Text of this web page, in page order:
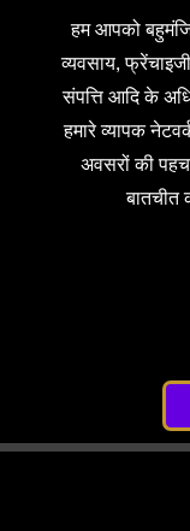
हम आपको
व्यवसाय,
संपत्ति आदि के
हमारे व्यापक
अवसरों की
बातचीत